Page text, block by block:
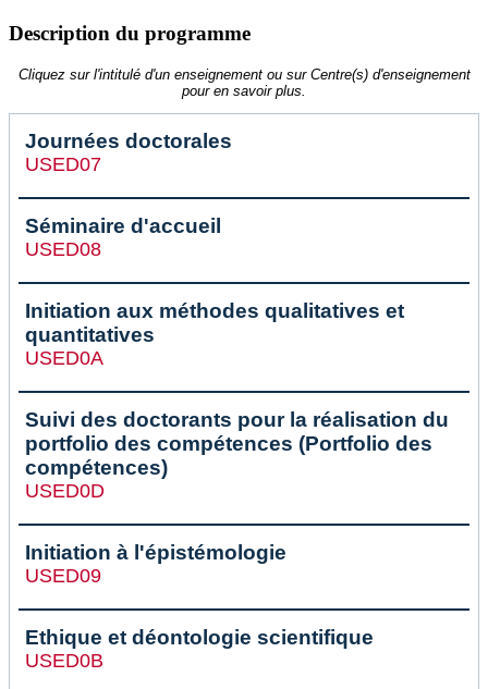
Description du programme
Cliquez sur l'intitulé d'un enseignement ou sur Centre(s) d'enseignement
pour en savoir plus.
Journées doctorales
USED07
Séminaire d'accueil
USED08
Initiation aux méthodes qualitatives et
quantitatives
USED0A
Suivi des doctorants pour la réalisation du
portfolio des compétences (Portfolio des
compétences)
USED0D
Initiation à l'épistémologie
USED09
Ethique et déontologie scientifique
USED0B